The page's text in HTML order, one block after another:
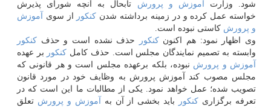
شود. وزارت
آموزش و پرورش تابحال به آنچه شورای پذیرش
خواسته عمل كرده و در زمینه برداشته شدن كنكور از سوی
آموزش
و پرورش كاستی نبوده است.
وی اظهار نمود: هم اكنونكنكور حذف نشده است و حذف كنكور
وابسته به تصمیم نمایندگان مجلس است. حذف كامل كنكور بر عهده
آموزش و پرورش نبوده، بلكه برعهده مجلس است و هر قانونی كه
مجلس مصوب كند آموزش پرورش به وظایف خود در مورد قانون
تصویب شده؛ عمل خواهد نمود. یكی از مطالبات ما این است كه در
تعرفه برگزاری كنكور باید بخشی از آن به آموزش و پرورش تعلق